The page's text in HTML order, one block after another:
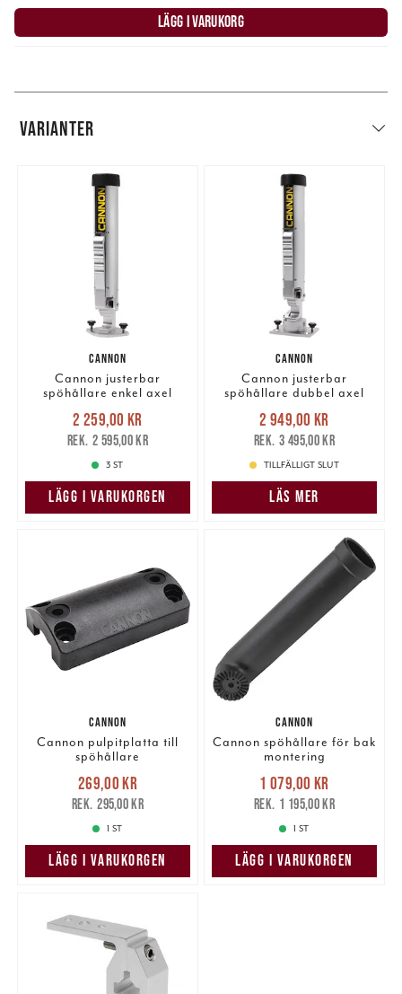
LÄGG I VARUKORG
VARIANTER
CANNON
Cannon justerbar
spöhållare enkel axel
Nuvarande pris
2 259,00 krTidigare pris
2 595,00 kr
2 259,00 kr
2 595,00 kr
3 ST
LÄGG I VARUKORGEN
CANNON
Cannon justerbar
spöhållare dubbel axel
Nuvarande pris
2 949,00 krTidigare pris
3 495,00 kr
2 949,00 kr
3 495,00 kr
TILLFÄLLIGT SLUT
LÄS MER
CANNON
Cannon pulpitplatta till
spöhållare
Nuvarande pris
269,00 krTidigare pris
295,00 kr
269,00 kr
295,00 kr
1 ST
LÄGG I VARUKORGEN
CANNON
Cannon spöhållare för bak
montering
Nuvarande pris
1 079,00 krTidigare pris
1 195,00 kr
1 079,00 kr
1 195,00 kr
1 ST
LÄGG I VARUKORGEN